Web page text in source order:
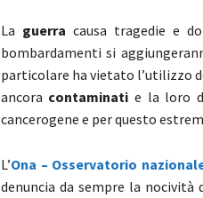
La guerra causa tragedie e
bombardamenti si
particolare ha vietato l’utilizzo
ancora contaminati e la loro
cancerogene e per questo
L’Ona – Osservatorio
denuncia da sempre la